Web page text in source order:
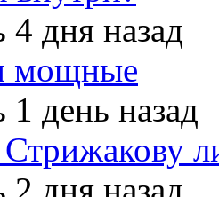
4 дня назад
мощные
1 день назад
2 дня назад